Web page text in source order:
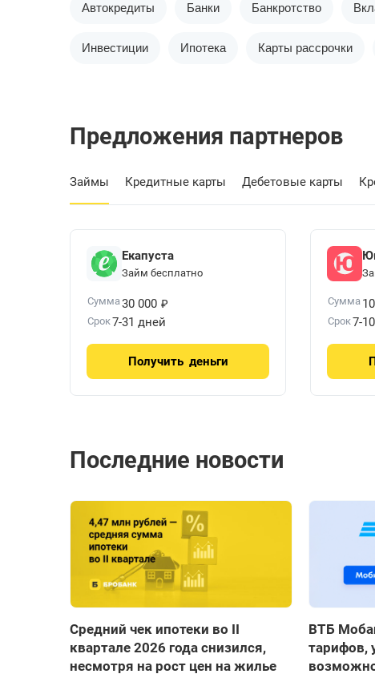
Автокредиты Банки Банкротство
Инвестиции Ипотека Карты рассрочки
Предложения партнеров
Займы Кредитные карты Дебетовые карты
Екапуста
Займ бесплатно
Сумма30 000 ₽
Срок7-31 дней
Получить деньги
Сумма
Срок7-
Последние новости
Средний чек ипотеки во II
квартале 2026 года снизился,
несмотря на рост цен на жилье
ВТБ
тарифов,